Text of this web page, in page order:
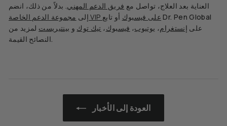
العناية بعد العلاج، تواصل مع فريق الدعم المهني . بدلاً من ذلك، انضم
إلى
مجموعة الدعم الخاصة VIP على فيسبوك أو تابع Dr. Pen Global
على إنستغرام، يوتيوب، فيسبوك، تيك توك و بينتيريست لمزيد من
العودة إلى الأخبار